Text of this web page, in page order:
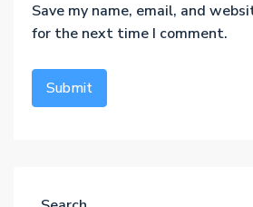
Save my name, email, and
for the next time I comment.